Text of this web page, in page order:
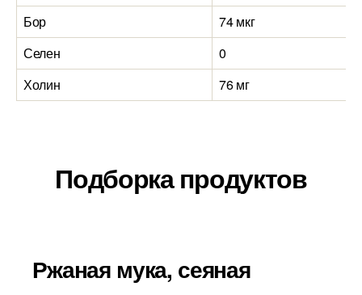
Бор
74 мкг
Селен
0
Холин
76 мг
Подборка продуктов
Ржаная мука, сеяная